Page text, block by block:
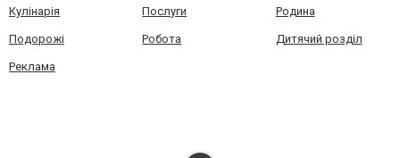
Кулінарія Послуги Родина
Подорожі Робота Дитячий розділ
Реклама